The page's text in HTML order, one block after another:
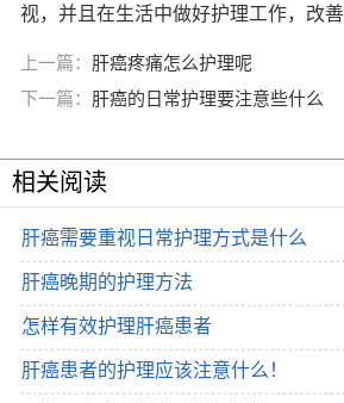
视，并且在生活中做好护理工作，改善
上一篇： 肝癌疼痛怎么护理呢
下一篇： 肝癌的日常护理要注意些什么
相关阅读
肝癌需要重视日常护理方式是什么
肝癌晚期的护理方法
怎样有效护理肝癌患者
肝癌患者的护理应该注意什么！